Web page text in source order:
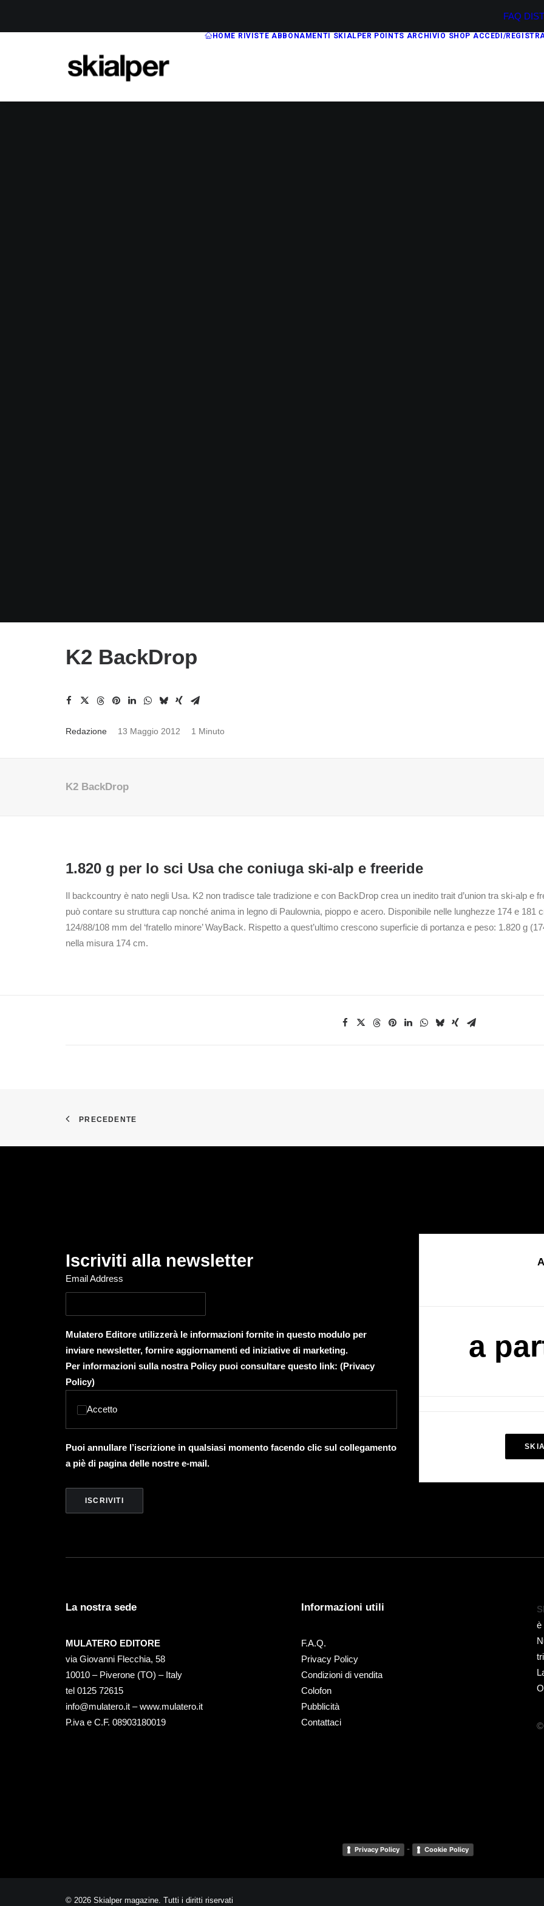
FAQ
HOME RIVISTE ABBONAMENTI SKIALPER POINTS ARCHIVIO SHOP ACCEDI/
K2 BackDrop
Redazione 13 Maggio 2012 1 Minuto
K2 BackDrop
1.820 g per lo sci Usa che coniuga ski-alp e freeride
Il backcountry è nato negli Usa. K2 non tradisce tale tradizione e con BackDrop crea un inedito trait d’union tra ski-alp e
può contare su struttura cap nonché anima in legno di Paulownia, pioppo e acero. Disponibile nelle lunghezze 174 e 181
124/88/108 mm del ‘fratello minore’ WayBack. Rispetto a quest’ultimo crescono superficie di portanza e peso: 1.820 g
nella misura 174 cm.
PRECEDENTE
Iscriviti alla newsletter
Email Address
Mulatero Editore utilizzerà le informazioni fornite in questo modulo per
inviare newsletter, fornire aggiornamenti ed iniziative di marketing.
Per informazioni sulla nostra Policy puoi consultare questo link: (Privacy
Policy)
Accetto
Puoi annullare l’iscrizione in qualsiasi momento facendo clic sul collegamento
a piè di pagina delle nostre e-mail.
a
La nostra sede
MULATERO EDITORE
via Giovanni Flecchia, 58
10010 – Piverone (TO) – Italy
tel ‭0125 72615‬
info@mulatero.it –www.mulatero.it
P.iva e C.F. 08903180019
Informazioni utili
F.A.Q.
Privacy Policy
Condizioni di vendita
Colofon
Pubblicità
Contattaci
è
©
Privacy Policy - Cookie Policy
© 2026 Skialper magazine. Tutti i diritti riservati